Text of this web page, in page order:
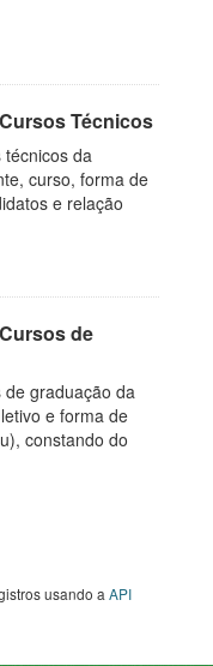
Técnicos
técnicos da
curso, forma de
e relação
de
de graduação da
e forma de
constando do
usando aAPI